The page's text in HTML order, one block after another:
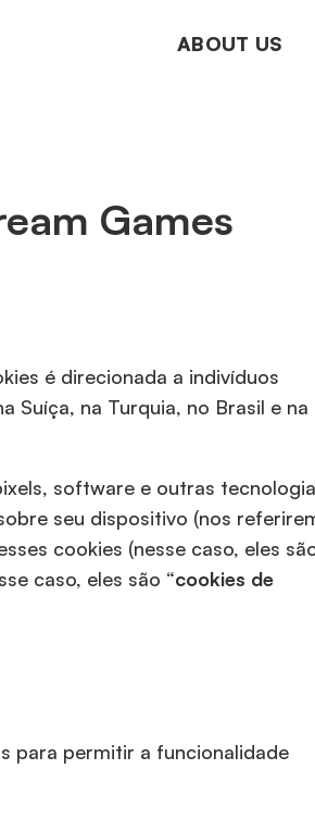
ABOUT US
Games
é direcionada a indivíduos
Suíça, na Turquia, no Brasil e na
software e outras
seu dispositivo (nos
cookies (nesse caso, eles
caso, eles são “cookies de
para permitir a funcionalidade